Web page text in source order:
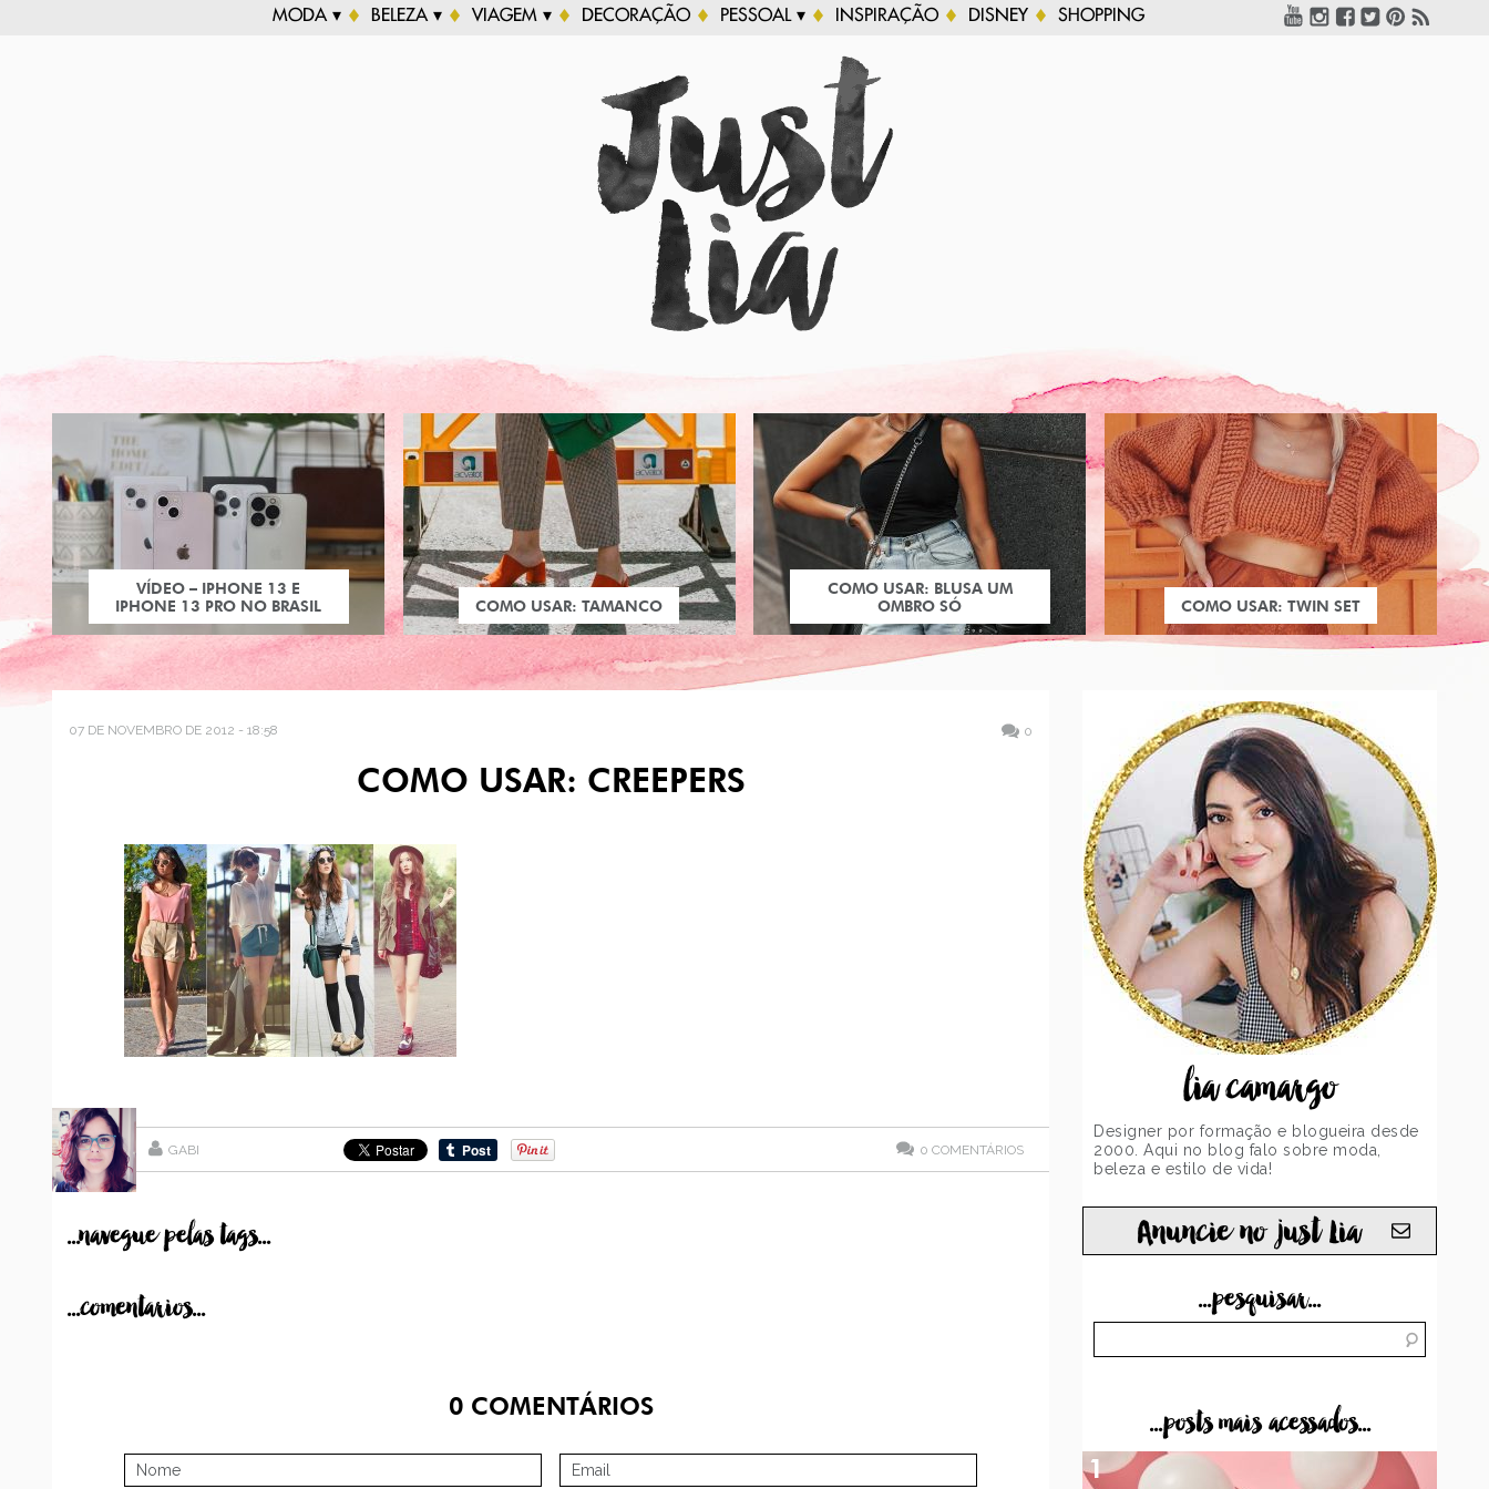
MODA ▾ BELEZA ▾ VIAGEM ▾ DECORAÇÃO PESSOAL ▾ INSPIRAÇÃO DISNEY SHOPPING
VÍDEO – IPHONE 13 E
IPHONE 13 PRO NO BRASIL
COMO USAR: TAMANCO
COMO USAR: BLUSA UM
OMBRO SÓ
COMO USAR: TWIN SET
07 DE NOVEMBRO DE 2012 - 18:58 0
COMO USAR: CREEPERS
GABI 0 COMENTÁRIOS
...navegue pelas tags...
...comentarios...
0COMENTÁRIOS
lia camargo
Designer por formação e blogueira desde
2000. Aqui no blog falo sobre moda,
beleza e estilo de vida!
Anuncie no just Lia
...pesquisar...
...posts mais acessados...
1